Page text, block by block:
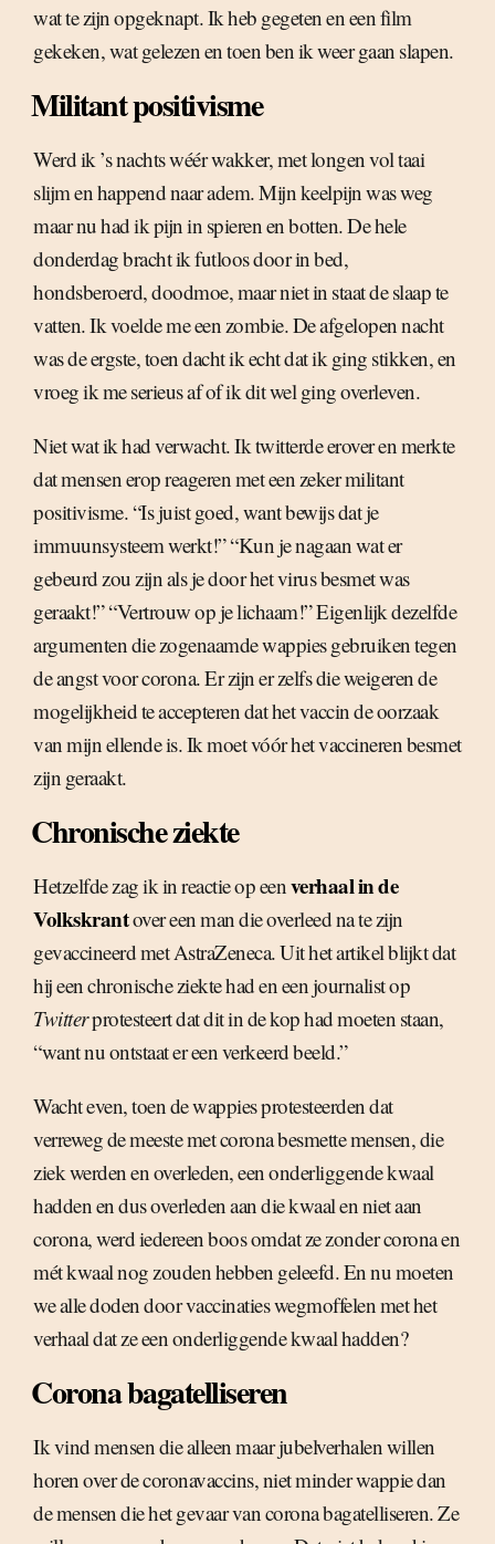
wat te zijn opgeknapt. Ik heb gegeten en een film
gekeken, wat gelezen en toen ben ik weer gaan slapen.
Militant positivisme
Werd ik ’s nachts wéér wakker, met longen vol taai
slijm en happend naar adem. Mijn keelpijn was weg
maar nu had ik pijn in spieren en botten. De hele
donderdag bracht ik futloos door in bed,
hondsberoerd, doodmoe, maar niet in staat de slaap te
vatten. Ik voelde me een zombie. De afgelopen nacht
was de ergste, toen dacht ik echt dat ik ging stikken, en
vroeg ik me serieus af of ik dit wel ging overleven.
Niet wat ik had verwacht. Ik twitterde erover en merkte
dat mensen erop reageren met een zeker militant
positivisme. “Is juist goed, want bewijs dat je
immuunsysteem werkt!” “Kun je nagaan wat er
gebeurd zou zijn als je door het virus besmet was
geraakt!” “Vertrouw op je lichaam!” Eigenlijk dezelfde
argumenten die zogenaamde wappies gebruiken tegen
de angst voor corona. Er zijn er zelfs die weigeren de
mogelijkheid te accepteren dat het vaccin de oorzaak
van mijn ellende is. Ik moet vóór het vaccineren besmet
zijn geraakt.
Chronische ziekte
Hetzelfde zag ik in reactie op eenverhaal in de
Volkskrantover een man die overleed na te zijn
gevaccineerd met AstraZeneca. Uit het artikel blijkt dat
hij een chronische ziekte had en een journalist op
Twitterprotesteert dat dit in de kop had moeten staan,
“want nu ontstaat er een verkeerd beeld.”
Wacht even, toen de wappies protesteerden dat
verreweg de meeste met corona besmette mensen, die
ziek werden en overleden, een onderliggende kwaal
hadden en dus overleden aan die kwaal en niet aan
corona, werd iedereen boos omdat ze zonder corona en
mét kwaal nog zouden hebben geleefd. En nu moeten
we alle doden door vaccinaties wegmoffelen met het
verhaal dat ze een onderliggende kwaal hadden?
Corona bagatelliseren
Ik vind mensen die alleen maar jubelverhalen willen
horen over de coronavaccins, niet minder wappie dan
de mensen die het gevaar van corona bagatelliseren. Ze